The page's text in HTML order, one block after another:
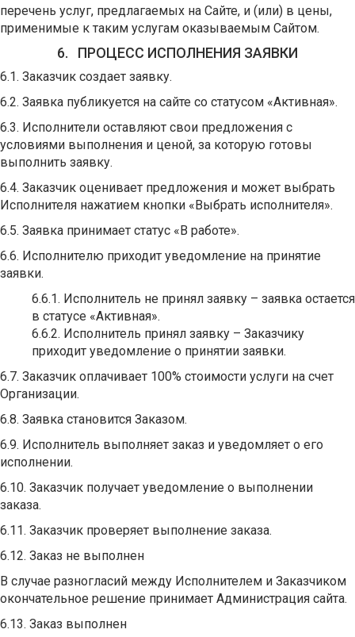
перечень услуг, предлагаемых на Сайте, и (или) в цены,
применимые к таким услугам оказываемым Сайтом.
6. ПРОЦЕСС ИСПОЛНЕНИЯ ЗАЯВКИ
6.1. Заказчик создает заявку.
6.2. Заявка публикуется на сайте со статусом «Активная».
6.3. Исполнители оставляют свои предложения с
условиями выполнения и ценой, за которую готовы
выполнить заявку.
6.4. Заказчик оценивает предложения и может выбрать
Исполнителя нажатием кнопки «Выбрать исполнителя».
6.5. Заявка принимает статус «В работе».
6.6. Исполнителю приходит уведомление на принятие
заявки.
6.6.1. Исполнитель не принял заявку – заявка остается
в статусе «Активная».
6.6.2. Исполнитель принял заявку – Заказчику
приходит уведомление о принятии заявки.
6.7. Заказчик оплачивает 100% стоимости услуги на счет
Организации.
6.8. Заявка становится Заказом.
6.9. Исполнитель выполняет заказ и уведомляет о его
исполнении.
6.10. Заказчик получает уведомление о выполнении
заказа.
6.11. Заказчик проверяет выполнение заказа.
6.12. Заказ не выполнен
В случае разногласий между Исполнителем и Заказчиком
окончательное решение принимает Администрация сайта.
6.13. Заказ выполнен